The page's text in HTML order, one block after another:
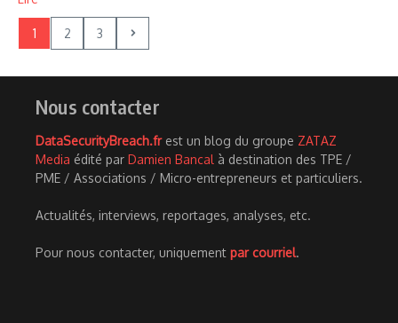
1 2 3
Nous contacter
DataSecurityBreach.frest un blog du groupe ZATAZ
Media édité par Damien Bancal à destination des TPE /
PME / Associations / Micro-entrepreneurs et particuliers.
Actualités, interviews, reportages, analyses, etc.
Pour nous contacter, uniquement par courriel.